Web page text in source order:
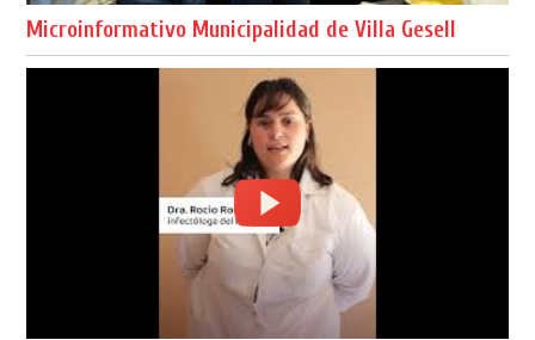
Microinformativo Municipalidad de Villa Gesell